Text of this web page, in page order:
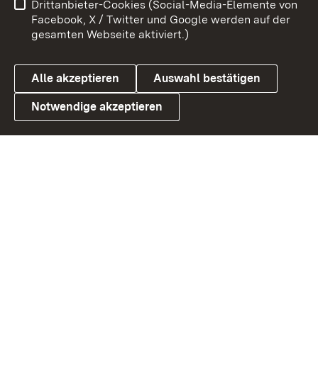
Link zum Landesportal
Benutzungshinweise
Barrierefreiheit
Datenschutz
Cookies
Drittanbieter-Cookies (Social-Media-Elemente von
Facebook, X / Twitter und Google werden auf der
gesamten Webseite aktiviert.)
Alle akzeptieren Auswahl bestätigen
Notwendige akzeptieren